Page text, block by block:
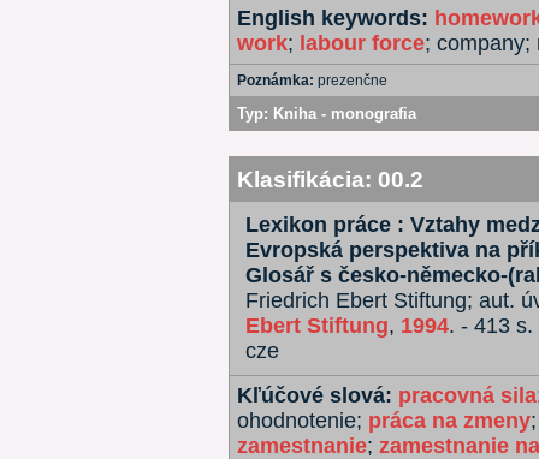
English keywords:
work; labour force; company;
Poznámka: prezenčne
Typ: Kniha - monografia
Klasifikácia: 00.2
Lexikon práce : Vztahy
Evropská perspektiva na
Glosář s česko-německo-
Friedrich Ebert Stiftung; aut.
Ebert Stiftung, 1994. - 413 s.
cze
Kľúčové slová: pracovná sila
ohodnotenie; práca na zmeny
zamestnanie; zamestnanie